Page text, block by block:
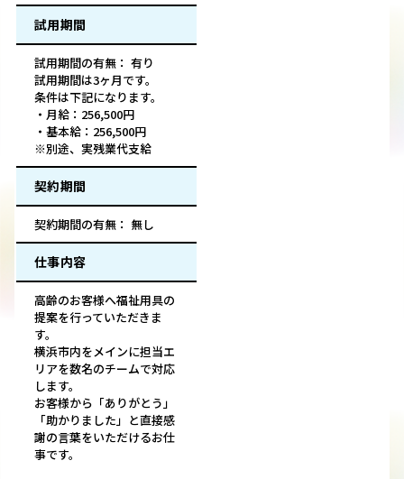
試用期間
試用期間の有無： 有り
試用期間は3ヶ月です。
条件は下記になります。
・月給：256,500円
・基本給：256,500円
※別途、実残業代支給
契約期間
契約期間の有無： 無し
仕事内容
高齢のお客様へ福祉用具の
提案を行っていただきま
す。
横浜市内をメインに担当エ
リアを数名のチームで対応
します。
お客様から「ありがとう」
「助かりました」と直接感
謝の言葉をいただけるお仕
事です。